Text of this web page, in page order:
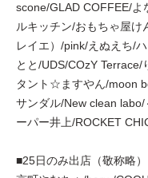
scone/GLAD COFFEE/よ
ルキッチン/おもちゃ屋け
レイエ）/pink/えぬえち/
とと/UDS/COzY
タント☆ますやん/moon
サンダル/New clean
ーパー井上/ROCKET
■25日のみ出店（敬称略）